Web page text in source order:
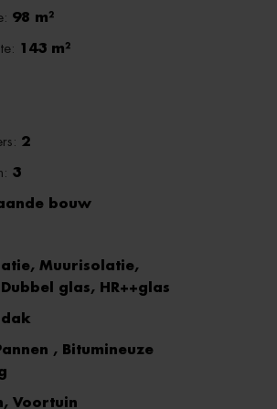
98 m²
143 m²
2
3
bouw
Muurisolatie,
glas, HR++glas
, Bitumineuze
Voortuin